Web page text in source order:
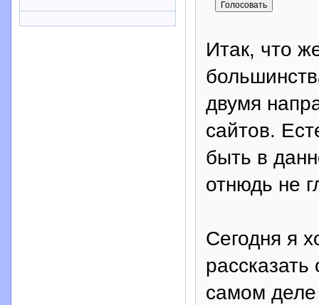
Итак, что
двумя
сайтов.
быть в
отнюдь не
Сегодня я
самом деле